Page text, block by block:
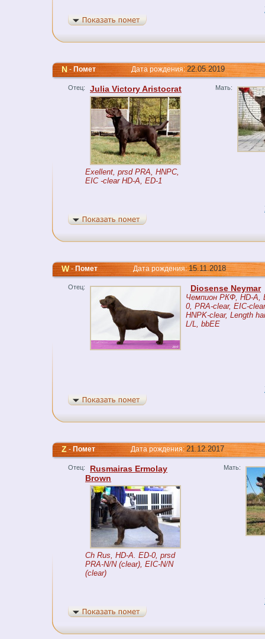
N-ПометДата рождения:22.05.2019
Отец: Julia Victory Aristocrat
Exellent, prsd PRA, HNPC,
EIC -clear HD-A, ED-1
Мать:
W-ПометДата рождения:15.11.2018
Отец: Diosense Neymar
Чемпион РКФ, HD-A,
0, PRA-clear, EIC-
HNPK-clear, Length
L/L, bbEE
Z-ПометДата рождения:21.12.2017
Отец:
Rusmairas Ermolay
Brown
Ch Rus, HD-A. ED-0, prsd
PRA-N/N (clear), EIC-N/N
(clear)
Мать: